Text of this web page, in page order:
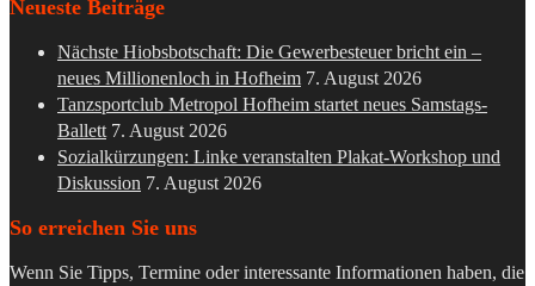
Neueste Beiträge
Nächste Hiobsbotschaft: Die Gewerbesteuer bricht ein –
neues Millionenloch in Hofheim 7. August 2026
Tanzsportclub Metropol Hofheim startet neues Samstags-
Ballett 7. August 2026
Sozialkürzungen: Linke veranstalten Plakat-Workshop und
Diskussion 7. August 2026
So erreichen Sie uns
Wenn Sie Tipps, Termine oder interessante Informationen haben, die